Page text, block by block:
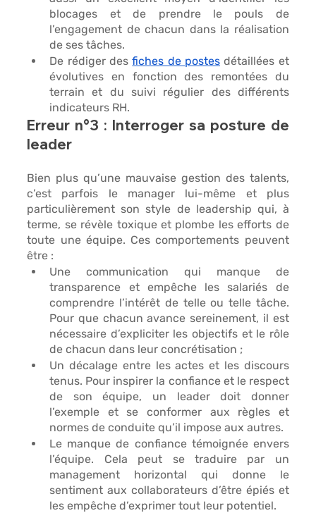
blocages et de prendre le pouls de
l’engagement de chacun dans la réalisation
de ses tâches.
De rédiger des fiches de postes détaillées et
évolutives en fonction des remontées du
terrain et du suivi régulier des différents
indicateurs RH.
Erreur n°3 : Interroger sa posture de
leader
Bien plus qu’une mauvaise gestion des talents,
c’est parfois le manager lui-même et plus
particulièrement son style de leadership qui, à
terme, se révèle toxique et plombe les efforts de
toute une équipe. Ces comportements peuvent
être :
Une communication qui manque de
transparence et empêche les salariés de
comprendre l’intérêt de telle ou telle tâche.
Pour que chacun avance sereinement, il est
nécessaire d’expliciter les objectifs et le rôle
de chacun dans leur concrétisation ;
Un décalage entre les actes et les discours
tenus. Pour inspirer la confiance et le respect
de son équipe, un leader doit donner
l’exemple et se conformer aux règles et
normes de conduite qu’il impose aux autres.
Le manque de confiance témoignée envers
l’équipe. Cela peut se traduire par un
management horizontal qui donne le
sentiment aux collaborateurs d’être épiés et
les empêche d’exprimer tout leur potentiel.